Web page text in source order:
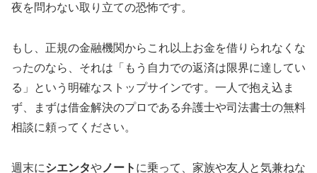
夜を問わない取り立ての恐怖です。
もし、正規の金融機関からこれ以上お金を借りられなくな
ったのなら、それは「もう自力での返済は限界に達してい
る」という明確なストップサインです。一人で抱え込ま
ず、まずは借金解決のプロである弁護士や司法書士の無料
相談に頼ってください。
週末にシエンタや ノート に乗って、家族や友人と気兼ねな